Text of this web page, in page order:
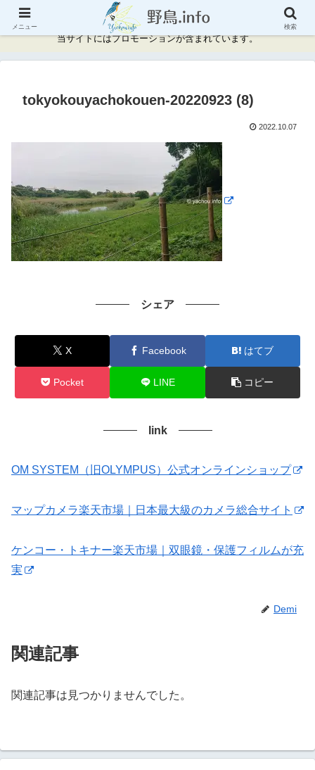
神奈川県周辺の野鳥情報と記録
当サイトにはプロモーションが含まれています。
tokyokouyachokouen-20220923 (8)
2022.10.07
シェア
X Facebook はてブ
Pocket LINE コピー
link
OM SYSTEM（旧OLYMPUS）公式オンラインショップ
マップカメラ楽天市場｜日本最大級のカメラ総合サイト
ケンコー・トキナー楽天市場｜双眼鏡・保護フィルムが充
実
Demi
関連記事
関連記事は見つかりませんでした。
メニュー 検索